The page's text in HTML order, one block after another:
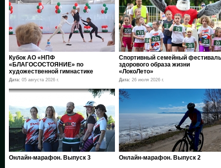
Кубок АО «НПФ
«БЛАГОСОСТОЯНИЕ» по
художественной гимнастике
Дата: 05 августа 2026 г.
Спортивный семейный фестиваль
здорового образа жизни
«ЛокоЛето»
Дата: 26 июля 2026 г.
Онлайн-марафон. Выпуск 3 Онлайн-марафон. Выпуск 2